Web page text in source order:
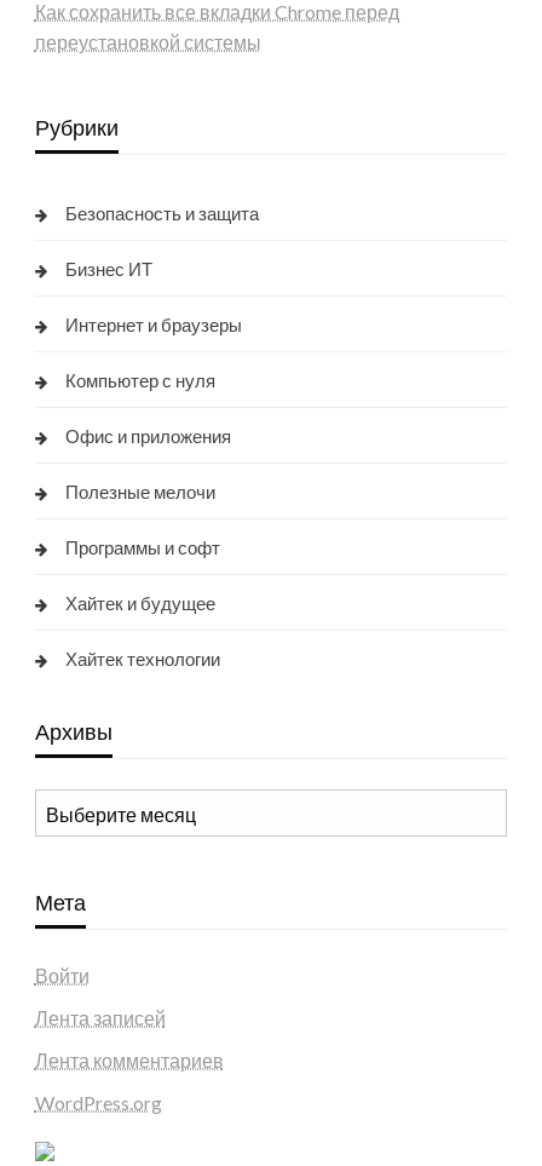
Как сохранить все вкладки Chrome перед
переустановкой системы
Рубрики
Безопасность и защита
Бизнес ИТ
Интернет и браузеры
Компьютер с нуля
Офис и приложения
Полезные мелочи
Программы и софт
Хайтек и будущее
Хайтек технологии
Архивы
Архивы
Мета
Войти
Лента записей
Лента комментариев
WordPress.org